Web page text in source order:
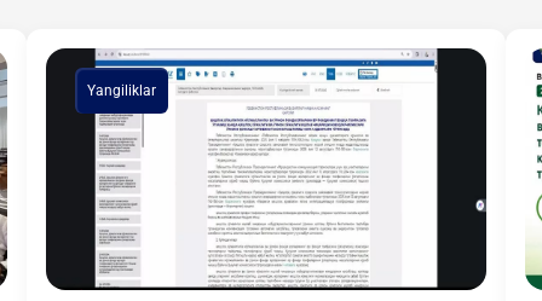
Yangiliklar